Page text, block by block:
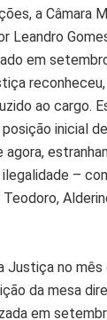
a Câmara
Leandro
em
ao cargo.
inicial
agora,
–
Justiça no mês
da mesa
em